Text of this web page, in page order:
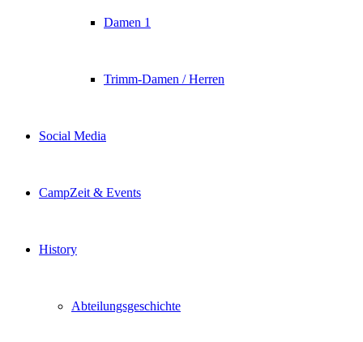
Damen 1
Trimm-Damen / Herren
Social Media
CampZeit & Events
History
Abteilungsgeschichte